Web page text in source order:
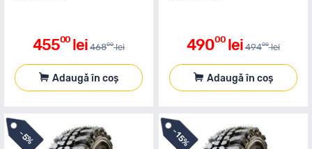
45500 lei 46800 lei
Adaugă în coș
49000 lei 49400 lei
Adaugă în coș
-
5%
-15%